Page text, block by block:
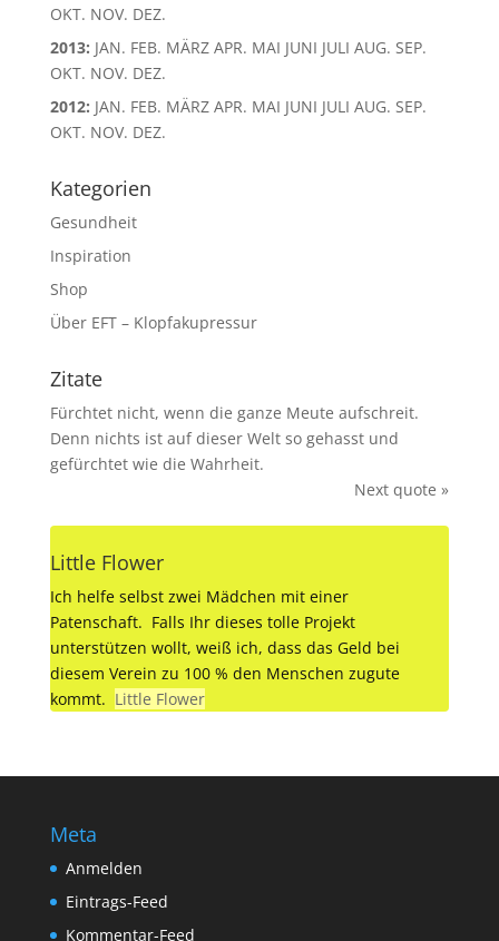
OKT. NOV. DEZ.
2013: JAN. FEB. MÄRZ APR. MAI JUNI JULI AUG. SEP.
OKT. NOV. DEZ.
2012: JAN. FEB. MÄRZ APR. MAI JUNI JULI AUG. SEP.
OKT. NOV. DEZ.
Kategorien
Gesundheit
Inspiration
Shop
Über EFT – Klopfakupressur
Zitate
Fürchtet nicht, wenn die ganze Meute aufschreit.
Denn nichts ist auf dieser Welt so gehasst und
gefürchtet wie die Wahrheit.
Next quote »
Little Flower
Ich helfe selbst zwei Mädchen mit einer
Patenschaft. Falls Ihr dieses tolle Projekt
unterstützen wollt, weiß ich, dass das Geld bei
diesem Verein zu 100 % den Menschen zugute
kommt. Little Flower
Meta
Anmelden
Eintrags-Feed
Kommentar-Feed